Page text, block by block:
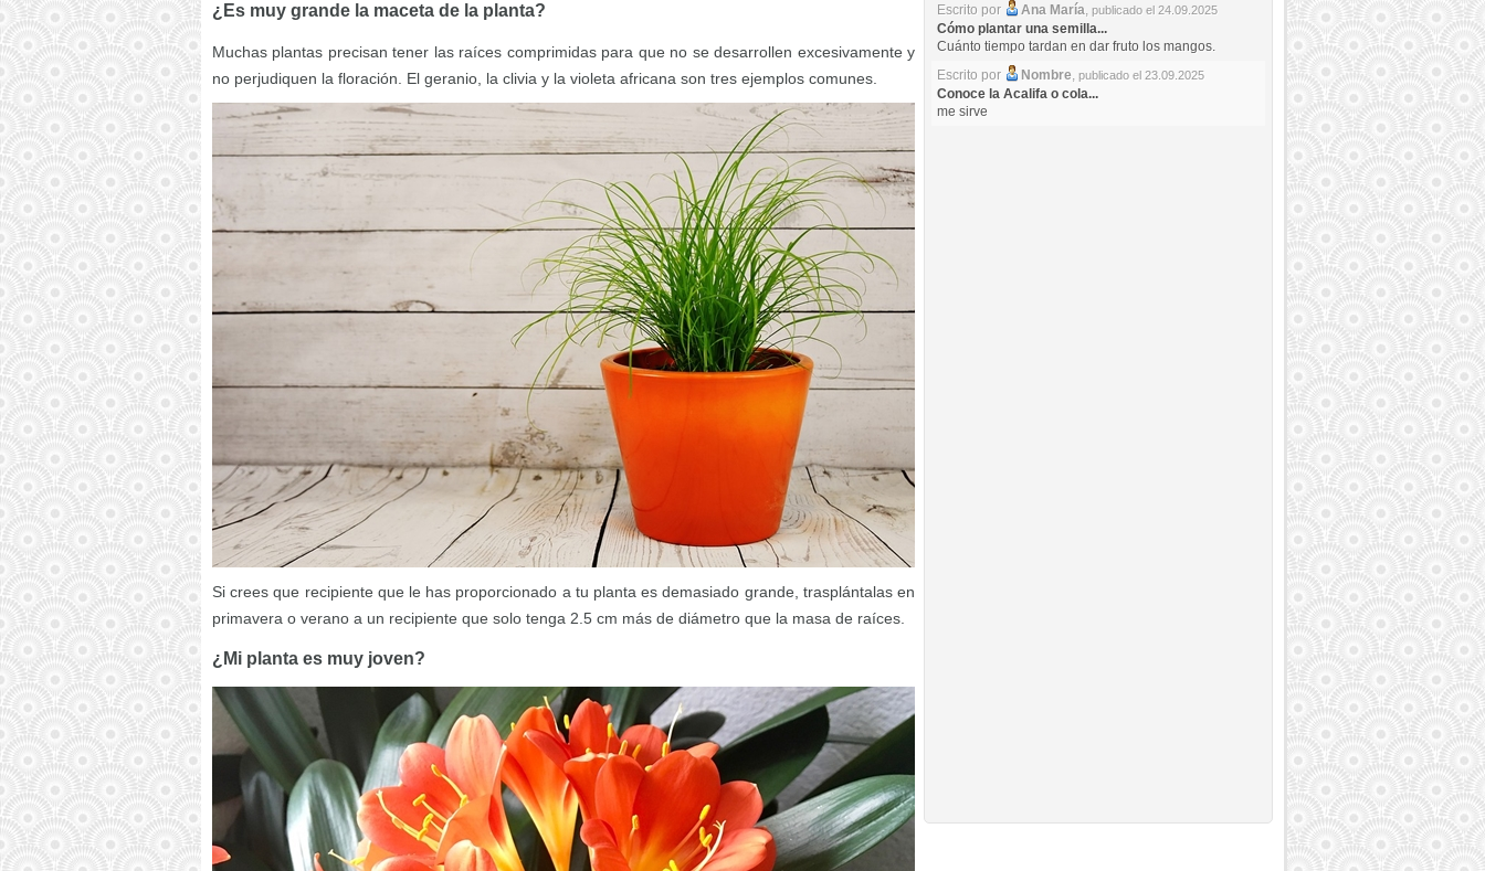
¿Es muy grande la maceta de la planta?
Muchas plantas precisan tener las raíces comprimidas para que no se desarrollen excesivamente y
no perjudiquen la floración. El geranio, la clivia y la violeta africana son tres ejemplos comunes.
Si crees que recipiente que le has proporcionado a tu planta es demasiado grande, trasplántalas en
primavera o verano a un recipiente que solo tenga 2.5 cm más de diámetro que la masa de raíces.
¿Mi planta es muy joven?
Escrito por
Ana María, publicado el 24.09.2025
Cómo plantar una semilla...
Cuánto tiempo tardan en dar fruto los mangos.
Escrito por
Nombre, publicado el 23.09.2025
Conoce la Acalifa o cola...
me sirve